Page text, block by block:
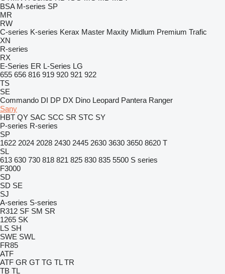
BSA M-series SP
MR
RW
C-series K-series Kerax Master Maxity Midlum Premium Trafic
XN
R-series
RX
E-Series ER L-Series LG
655 656 816 919 920 921 922
TS
SE
Commando DI DP DX Dino Leopard Pantera Ranger
Sany
HBT QY SAC SCC SR STC SY
P-series R-series
SP
1622 2024 2028 2430 2445 2630 3630 3650 8620 T
SL
613 630 730 818 821 825 830 835 5500 S series
F3000
SD
SD SE
SJ
A-series S-series
R312 SF SM SR
1265 SK
LS SH
SWE SWL
FR85
ATF
ATF GR GT TG TL TR
TB TL